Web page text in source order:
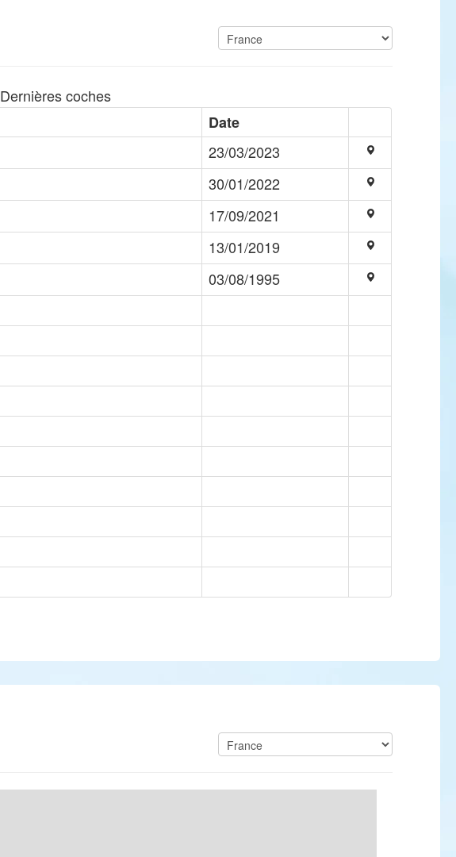
Dernières coches
Date
23/03/2023
30/01/2022
17/09/2021
13/01/2019
03/08/1995